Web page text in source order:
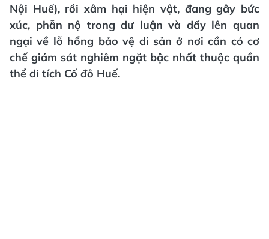
Nội Huế), rồi xâm hại hiện vật, đang gây bức
xúc, phẫn nộ trong dư luận và dấy lên quan
ngại về lỗ hổng bảo vệ di sản ở nơi cần có cơ
chế giám sát nghiêm ngặt bậc nhất thuộc quần
thể di tích Cố đô Huế.